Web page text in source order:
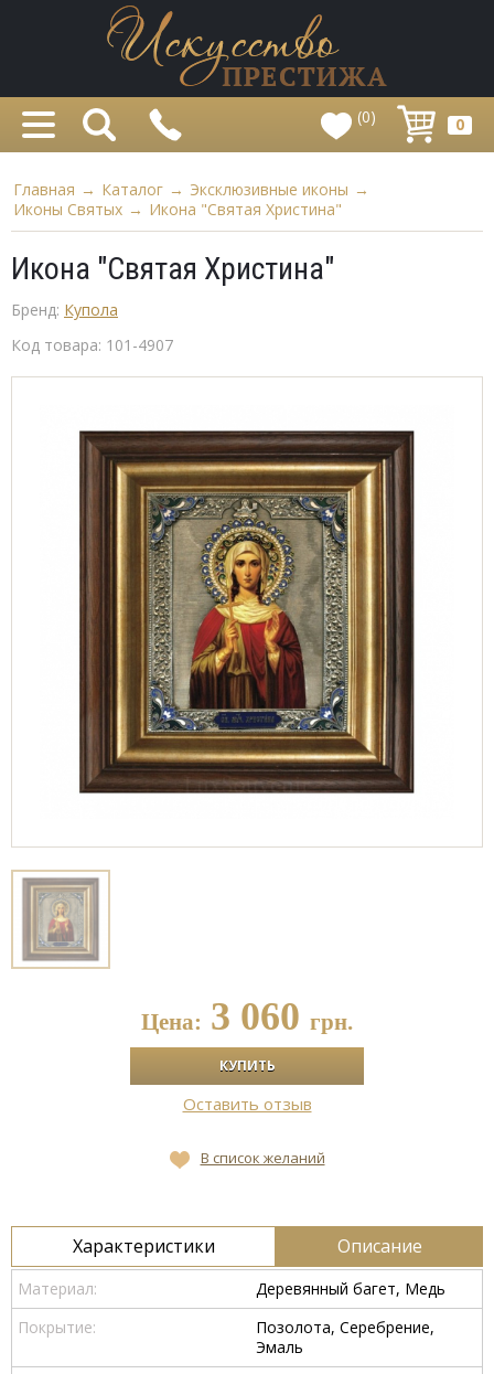
(0) 0
Главная → Каталог → Эксклюзивные иконы →
Иконы Святых → Икона "Святая Христина"
Икона "Святая Христина"
Бренд: Купола
Код товара: 101-4907
Цена: 3 060 грн.
Оставить отзыв
В список желаний
Характеристики Описание
Материал:
Деревянный багет, Медь
Покрытие:
Позолота, Серебрение,
Эмаль